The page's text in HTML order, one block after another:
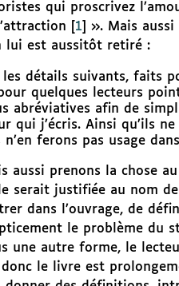
qui proscrivez
1
». Mais
lui est aussitôt retiré :
les détails suivants, faits
quelques lecteurs
abréviatives afin de
qui j’écris. Ainsi qu’ils
ferons pas usage
aussi prenons la chose
serait justifiée au nom
dans l’ouvrage, de
le problème du
une autre forme, le
le livre est